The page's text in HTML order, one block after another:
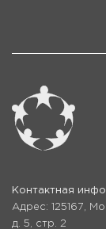
Контактная
Адрес: 125167,
д. 5, стр. 2